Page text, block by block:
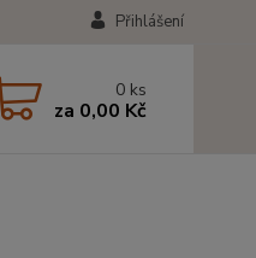
Přihlášení
0 ks
za 0,00 Kč